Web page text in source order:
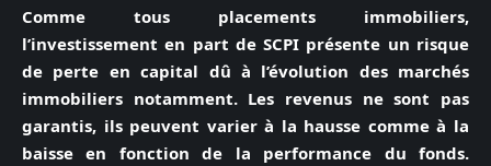
Comme tous placements immobiliers,
l’investissement en part de SCPI présente un risque
de perte en capital dû à l’évolution des marchés
immobiliers notamment. Les revenus ne sont pas
garantis, ils peuvent varier à la hausse comme à la
baisse en fonction de la performance du fonds.